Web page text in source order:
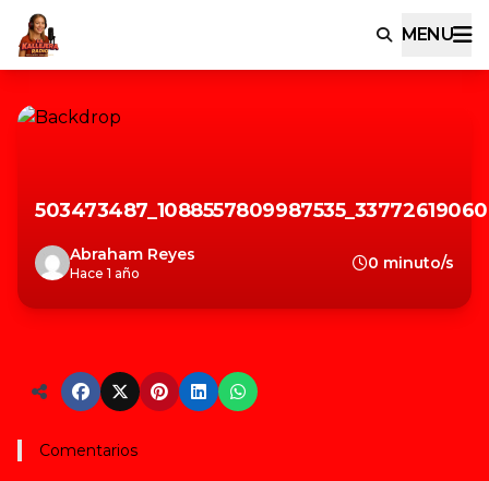
MENU
Abraham Reyes
Hace 1 año
0 minuto/s
Comentarios